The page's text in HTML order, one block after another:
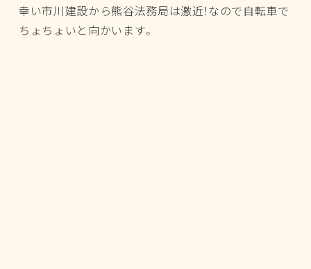
幸い市川建設から熊谷法務局は激近！なので自転車で
ちょちょいと向かいます。